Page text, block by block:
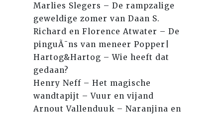
Marlies Slegers – De rampzalige
geweldige zomer van Daan S.
Richard en Florence Atwater – De
pinguÃ¯ns van meneer Popper|
Hartog&Hartog – Wie heeft dat
gedaan?
Henry Neff – Het magische
wandtapijt – Vuur en vijand
Arnout Vallenduuk – Naranjina en